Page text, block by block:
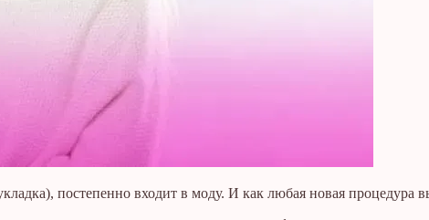
постепенно входит в моду. И как любая новая процедура